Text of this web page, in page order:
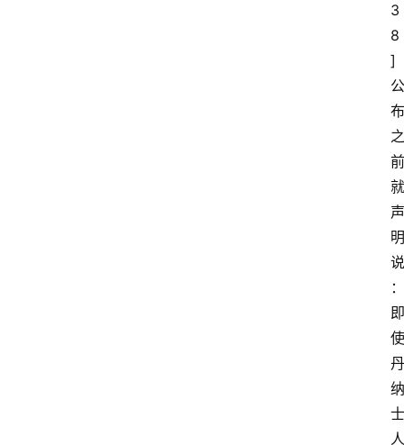
3
8
]
公
布
之
前
就
声
明
说
：
即
使
丹
纳
士
人